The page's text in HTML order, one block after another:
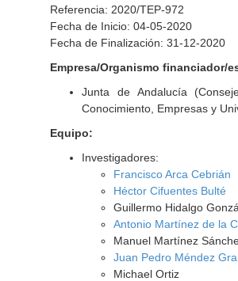
Referencia: 2020/TEP-972
Fecha de Inicio: 04-05-2020
Fecha de Finalización: 31-12-2020
Empresa/Organismo financiador/
Junta de Andalucía
Conocimiento, Empresas y
Equipo:
Investigadores:
Francisco Arca Cebrián
Héctor Cifuentes Bulté
Guillermo Hidalgo
Antonio Martínez de la
Manuel Martínez
Juan Pedro Méndez
Michael Ortiz